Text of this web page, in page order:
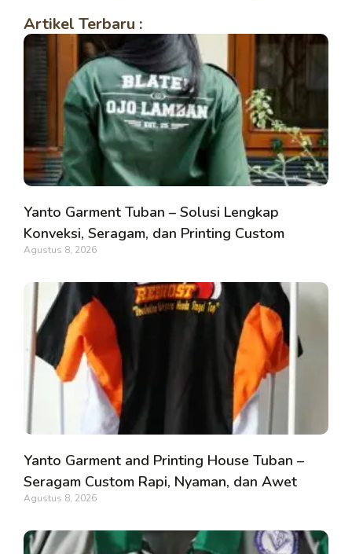
Artikel Terbaru :
Yanto Garment Tuban – Solusi Lengkap
Konveksi, Seragam, dan Printing Custom
Agustus 8, 2026
Yanto Garment and Printing House Tuban –
Seragam Custom Rapi, Nyaman, dan Awet
Agustus 8, 2026